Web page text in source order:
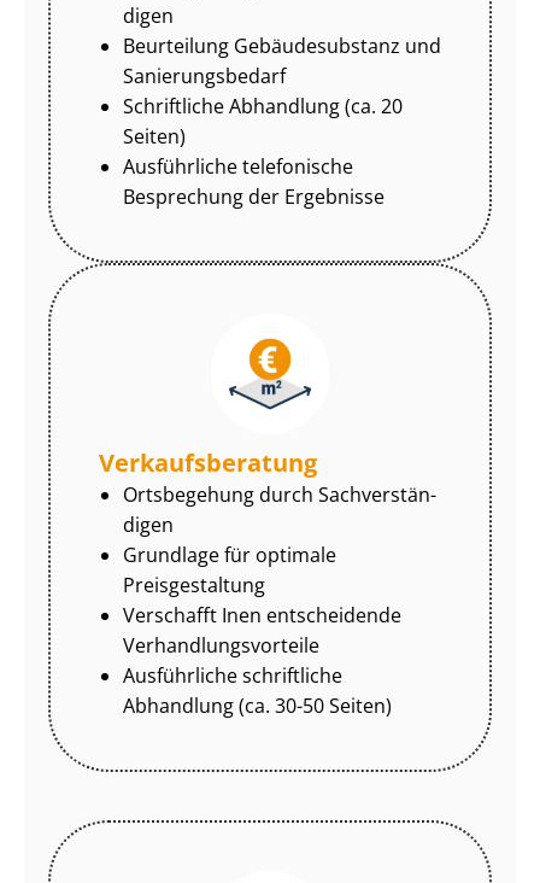
di­gen
Beurteilung Gebäudesubstanz und
Sa­nie­rungs­be­darf
Schriftliche Abhandlung (ca. 20
Seiten)
Ausführliche telefonische
Besprechung der Ergebnisse
Ver­kaufs­be­ra­tung
Ortsbegehung durch Sach­ver­stän­
di­gen
Grundlage für optimale
Preisgestaltung
Verschafft Inen entscheidende
Ver­hand­lungs­vor­tei­le
Ausführliche schriftliche
Abhandlung (ca. 30-50 Seiten)